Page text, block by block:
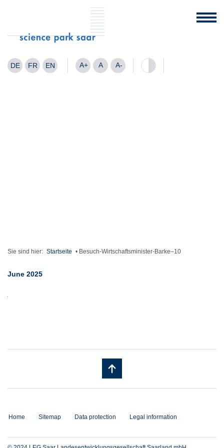
DE FR EN A+ A A-
Sie sind hier: Startseite • Besuch-Wirtschaftsminister-Barke–10
June 2025
Home Sitemap Data protection Legal information